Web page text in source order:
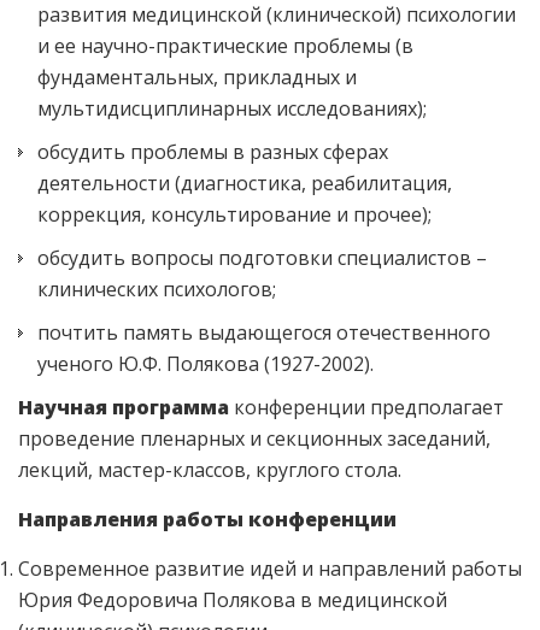
развития медицинской (клинической) психологии
и ее научно-практические проблемы (в
фундаментальных, прикладных и
мультидисциплинарных исследованиях);
обсудить проблемы в разных сферах
деятельности (диагностика, реабилитация,
коррекция, консультирование и прочее);
обсудить вопросы подготовки специалистов –
клинических психологов;
почтить память выдающегося отечественного
ученого Ю.Ф. Полякова (1927-2002).
Научная программа конференции предполагает
проведение пленарных и секционных заседаний,
лекций, мастер-классов, круглого стола.
Направления работы конференции
Современное развитие идей и направлений работы
Юрия Федоровича Полякова в медицинской